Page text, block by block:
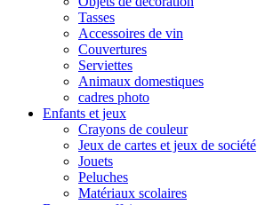
Tasses
Accessoires de vin
Couvertures
Serviettes
Animaux domestiques
cadres photo
Enfants et jeux
Crayons de couleur
Jeux de cartes et jeux de société
Jouets
Peluches
Matériaux scolaires